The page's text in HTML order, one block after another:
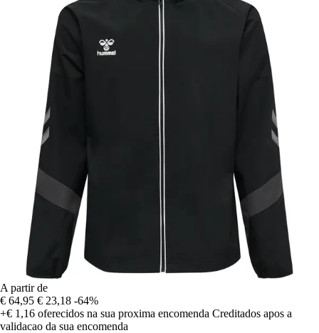
A partir de
€ 64,95 € 23,18 -64%
+€ 1,16 oferecidos na sua proxima encomenda Creditados apos a
validacao da sua encomenda